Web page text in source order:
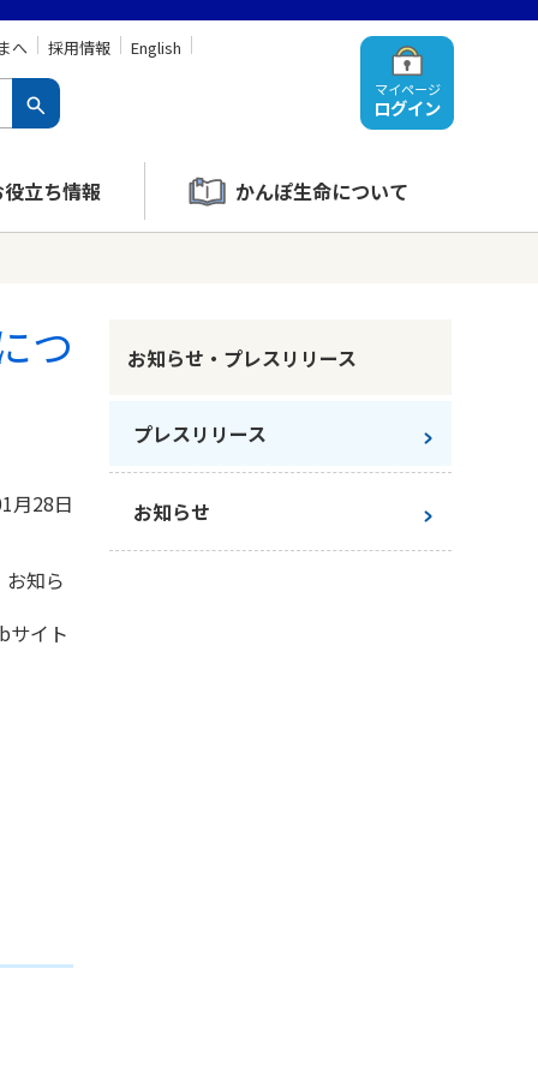
マイページ
ログイン
へ 採用情報 English
立ち情報 かんぽ生命について
つ
月28日
知ら
サイト
お知らせ・プレスリリース
プレスリリース
お知らせ